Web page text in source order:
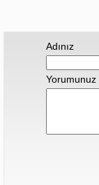
Adınız
Yorumunuz